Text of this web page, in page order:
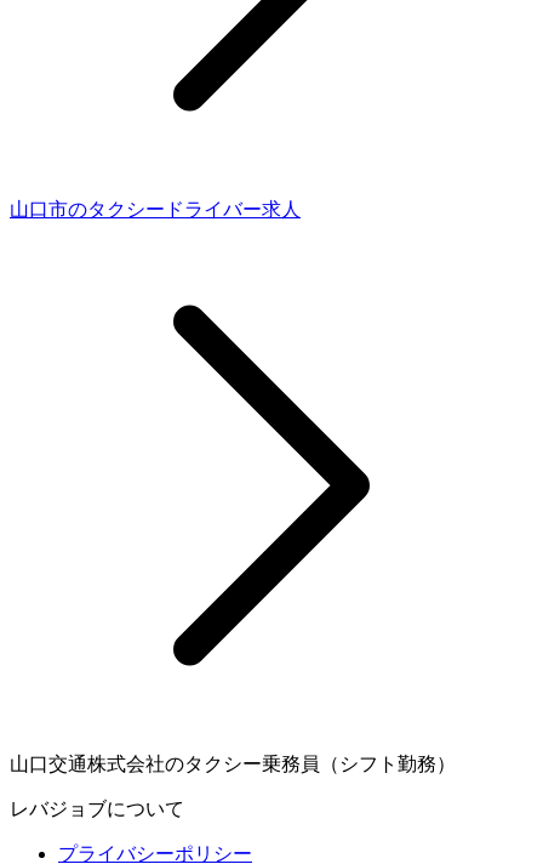
山口市のタクシードライバー求人
山口交通株式会社のタクシー乗務員（シフト勤務）
レバジョブについて
プライバシーポリシー